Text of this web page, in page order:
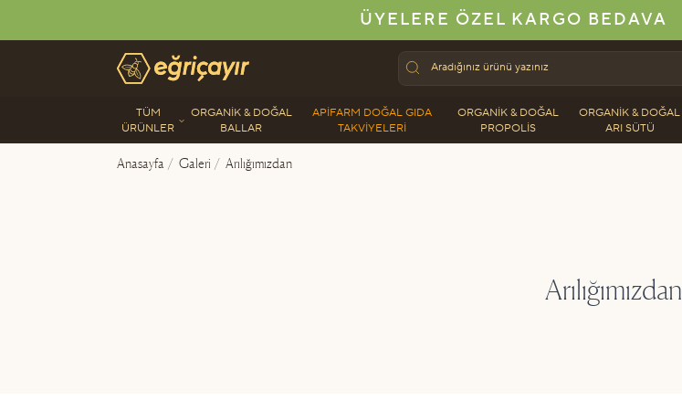
ÜYELERE ÖZEL KARGO BEDAVA
Eğriçayır Organik Arı Ürünleri
TÜM
ÜRÜNLER
ORGANIK & DOĞAL
BALLAR
APIFARM DOĞAL GIDA
TAKVIYELERI
ORGANIK & DOĞAL
PROPOLIS
ORGANIK & DOĞAL
ARI SÜTÜ
Anasayfa / Galeri / Arılığımızdan
Arılığımızdan